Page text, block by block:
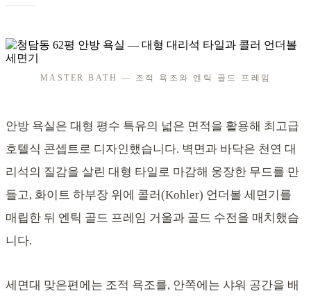
MASTER BATH — 조적 욕조와 엔틱 골드 프레임
안방 욕실은 대형 평수 특유의 넓은 면적을 활용해 최고급
호텔식 콘셉트로 디자인했습니다. 벽면과 바닥은 천연 대
리석의 질감을 살린 대형 타일로 마감해 웅장한 무드를 만
들고, 화이트 하부장 위에 콜러(Kohler) 언더볼 세면기를
매립한 뒤 엔틱 골드 프레임 거울과 골드 수전을 매치했습
니다.
세면대 맞은편에는 조적 욕조를, 안쪽에는 샤워 공간을 배